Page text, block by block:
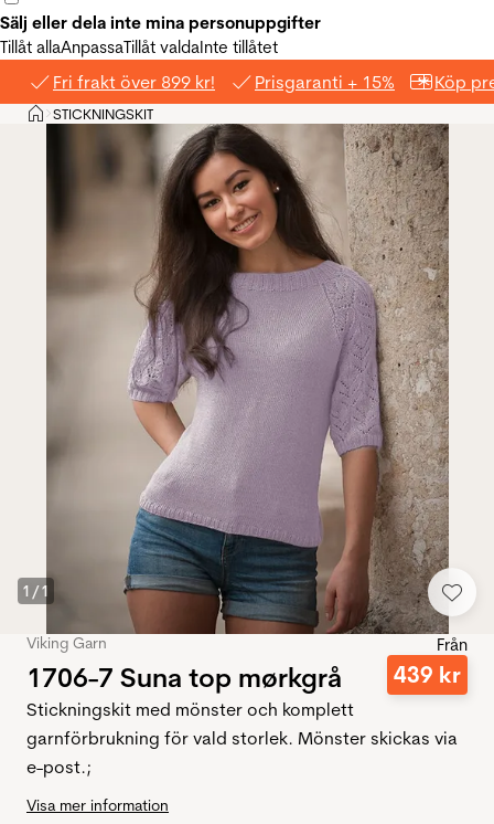
Sälj eller dela inte mina personuppgifter
Tillåt allaAnpassaTillåt valdaInte tillåtet
Fri frakt över 899 kr! Prisgaranti + 15% Köp
Hem
>STICKNINGSKIT
1 /1
Viking Garn
1706-7 Suna top mørkgrå
Från
439 kr
Stickningskit med mönster och komplett
garnförbrukning för vald storlek. Mönster skickas via
e-post.;
Visa mer information